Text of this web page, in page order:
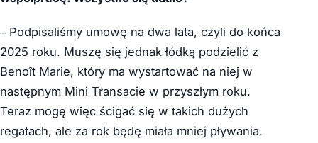
– Podpisaliśmy umowę na dwa lata, czyli do końca
2025 roku. Muszę się jednak łódką podzielić z
Benoît Marie, który ma wystartować na niej w
następnym Mini Transacie w przyszłym roku.
Teraz mogę więc ścigać się w takich dużych
regatach, ale za rok będę miała mniej pływania.